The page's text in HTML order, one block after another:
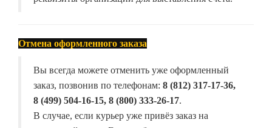
Отмена оформленного заказа
Вы всегда можете отменить уже оформленный
заказ, позвонив по телефонам: 8 (812) 317-17-36,
8 (499) 504-16-15, 8 (800) 333-26-17.
В случае, если курьер уже привёз заказ на